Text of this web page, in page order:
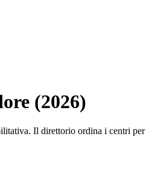
(2026)
Il direttorio ordina i centri